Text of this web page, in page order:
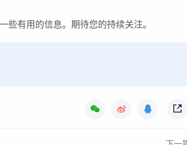
有用的信息。期待您的持续关注。